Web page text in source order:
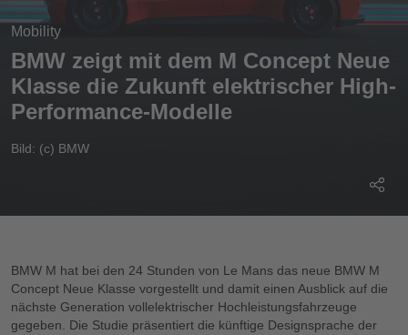
Mobility
BMW zeigt mit dem M Concept Neue
Klasse die Zukunft elektrischer High-
Performance-Modelle
Bild: (c) BMW
BMW M hat bei den 24 Stunden von Le Mans das neue BMW M
Concept Neue Klasse vorgestellt und damit einen Ausblick auf die
nächste Generation vollelektrischer Hochleistungsfahrzeuge
gegeben. Die Studie präsentiert die künftige Designsprache der